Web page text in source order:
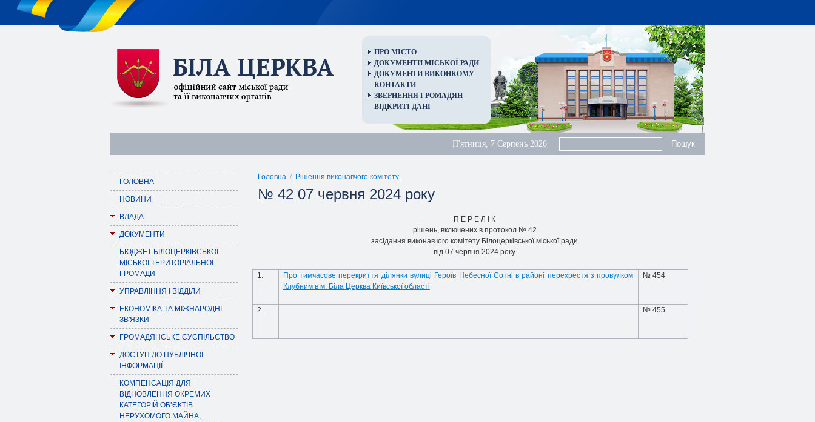
ПРО МІСТО
ДОКУМЕНТИ МІСЬКОЇ РАДИ
ДОКУМЕНТИ ВИКОНКОМУ
КОНТАКТИ
ЗВЕРНЕННЯ ГРОМАДЯН
ВІДКРИТІ ДАНІ
П'ятниця, 7 Серпень 2026
ГОЛОВНА
НОВИНИ
ВЛАДА
ДОКУМЕНТИ
БЮДЖЕТ БІЛОЦЕРКІВСЬКОЇ
МІСЬКОЇ ТЕРИТОРІАЛЬНОЇ
ГРОМАДИ
УПРАВЛІННЯ І ВІДДІЛИ
ЕКОНОМІКА ТА МІЖНАРОДНІ
ЗВ'ЯЗКИ
ГРОМАДЯНСЬКЕ СУСПІЛЬСТВО
ДОСТУП ДО ПУБЛІЧНОЇ
ІНФОРМАЦІЇ
КОМПЕНСАЦІЯ ДЛЯ
ВІДНОВЛЕННЯ ОКРЕМИХ
КАТЕГОРІЙ ОБ’ЄКТІВ
НЕРУХОМОГО МАЙНА,
Головна / Рішення виконавчого комітету
№ 42 07 червня 2024 року
П Е Р Е Л I К
piшень, включених в протокол № 42
засідання виконавчого комітету Білоцерківської міської ради
від 07 червня 2024 року
1.
Про тимчасове перекриття ділянки вулиці Героїв Небесної Сотні в районі перехрестя з провулком
Клубним в м. Біла Церква Київської області
№ 454
2. № 455